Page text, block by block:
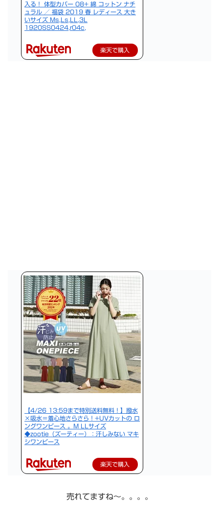
入る！ 体型カバー 08+ 綿 コットン ナチ
ュラル ／ 福袋 2019 春 レディース 大き
いサイズ Ms,Ls,LL,3L
1920SS0424,r04c,
楽天で購入
【4/26 13:59まで特別送料無料！】撥水
×吸水＝着心地さらさら！+UVカットの ロ
ングワンピース 。M LLサイズ
◆zootie（ズーティー）：汗しみない マキ
シワンピース
楽天で購入
売れてますね〜。。。。